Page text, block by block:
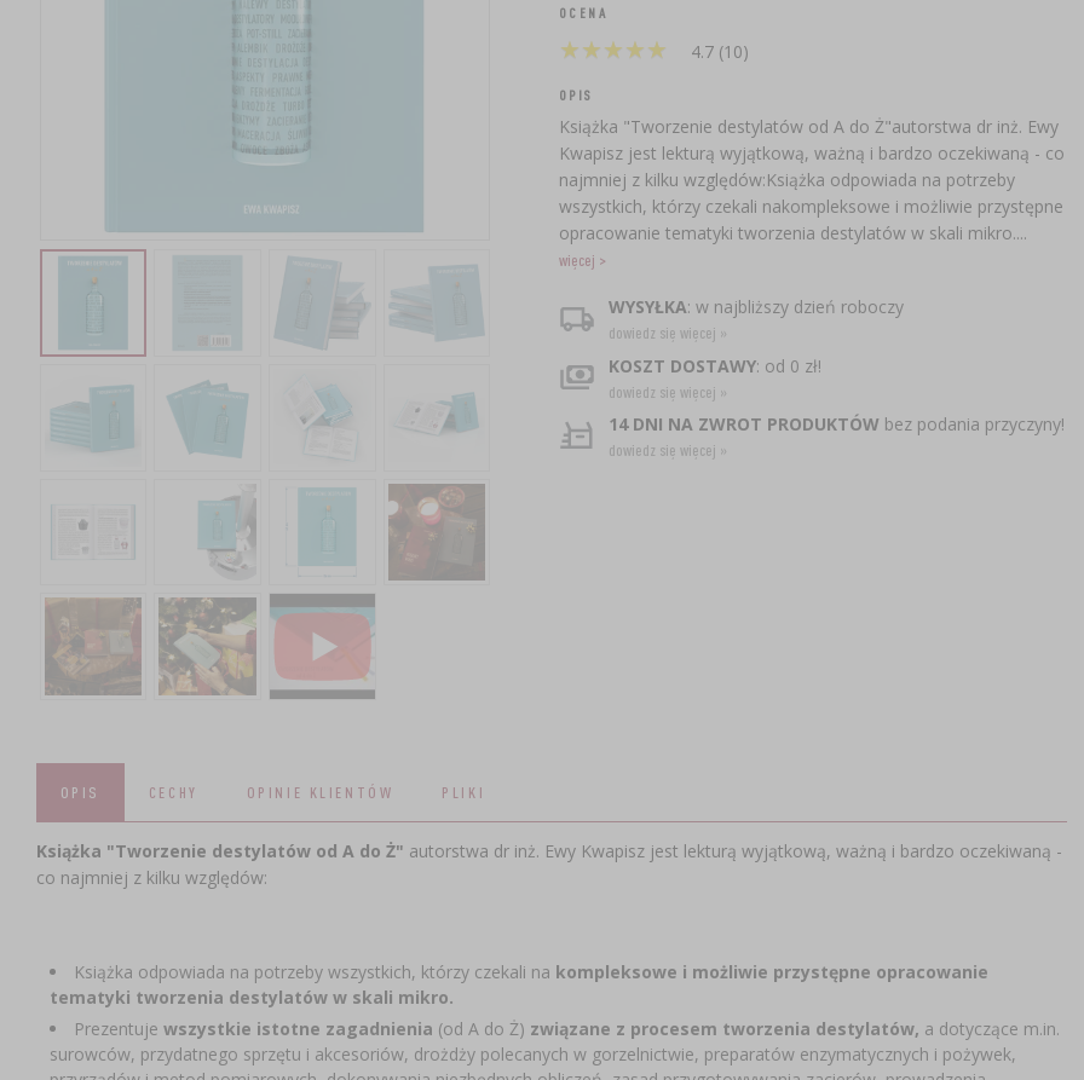
OCENA
★★★★★
★★★★★ 4.7 (10)
OPIS
Książka "Tworzenie destylatów od A do Ż"autorstwa dr inż. Ewy
Kwapisz jest lekturą wyjątkową, ważną i bardzo oczekiwaną - co
najmniej z kilku względów:Książka odpowiada na potrzeby
wszystkich, którzy czekali nakompleksowe i możliwie przystępne
opracowanie tematyki tworzenia destylatów w skali mikro....
więcej >
WYSYŁKA: w najbliższy dzień roboczy
dowiedz się więcej »
KOSZT DOSTAWY: od 0 zł!
dowiedz się więcej »
14 DNI NA ZWROT PRODUKTÓW bez podania przyczyny!
dowiedz się więcej »
OPIS CECHY OPINIE KLIENTÓW PLIKI
Książka "Tworzenie destylatów od A do Ż" autorstwa dr inż. Ewy Kwapisz jest lekturą wyjątkową, ważną i bardzo oczekiwaną -
co najmniej z kilku względów:
Książka odpowiada na potrzeby wszystkich, którzy czekali na kompleksowe i możliwie przystępne opracowanie
tematyki tworzenia destylatów w skali mikro.
Prezentuje wszystkie istotne zagadnienia (od A do Ż) związane z procesem tworzenia destylatów, a dotyczące m.in.
surowców, przydatnego sprzętu i akcesoriów, drożdży polecanych w gorzelnictwie, preparatów enzymatycznych i pożywek,